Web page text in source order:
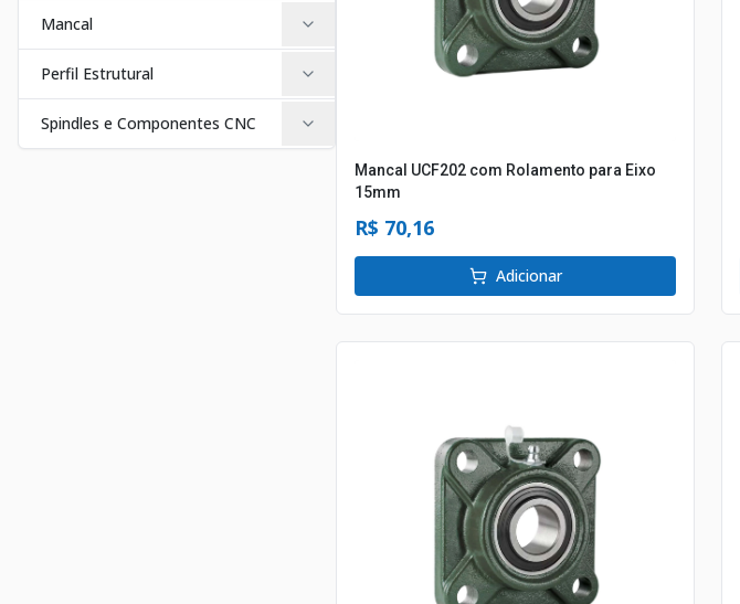
Mancal
Perfil Estrutural
Spindles e Componentes CNC
Mancal UCF202 com Rolamento para Eixo
15mm
R$ 70,16
Adicionar